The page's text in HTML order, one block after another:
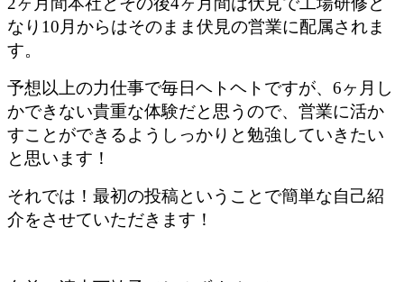
なり10月からはそのまま伏見の営業に配属されま
す。
予想以上の力仕事で毎日ヘトヘトですが、6ヶ月し
かできない貴重な体験だと思うので、営業に活か
すことができるようしっかりと勉強していきたい
と思います！
それでは！最初の投稿ということで簡単な自己紹
介をさせていただきます！